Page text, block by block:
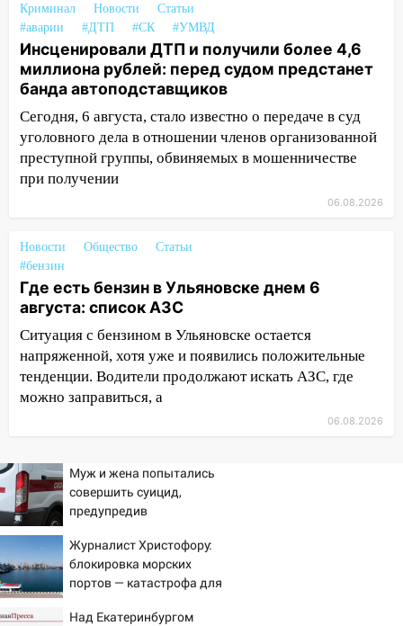
09:41
Диана Шурыгина уверовала в
Бога в СИЗО
09:35 В Ульяновске директора фирмы
будут судить за неуплату налогов на 48
млн рублей
08:22 Подросток на питбайке сбил
велосипедистку: пострадали двое
Жара возвращается: ожидается
06:00
Под Ульяновском при развороте
пострадал 38-летний водитель
иномарки
05:00 «Каждая пятая женщина и каждый
второй мужчина в мире сталкиваются с
алопецией»: врач рассказал, чем может
быть вызвано облысение и как с этим
справиться
принесет прилив творческой энергии и
отличные шансы исправить старые
ошибки
23:20
Прогноз погоды на 7 августа в
Ульяновской области
20:04
Ульяновцев приглашают на забег,
Криминал Новости
Статьи
#аварии
#ДТП #СК #УМВД
Инсценировали ДТП и получили более 4,6
миллиона рублей: перед судом предстанет
банда автоподставщиков
Сегодня, 6 августа, стало известно о передаче в суд
уголовного дела в отношении членов организованной
преступной группы, обвиняемых в мошенничестве
при получении
06.08.2026
Новости Общество
Статьи
#бензин
Где есть бензин в Ульяновске днем 6
августа: список АЗС
Ситуация с бензином в Ульяновске остается
напряженной, хотя уже и появились положительные
тенденции. Водители продолжают искать АЗС, где
можно заправиться, а
06.08.2026
Муж и жена попытались
совершить суицид,
предупредив
Журналист Христофору:
блокировка морских
портов — катастрофа для
Над Екатеринбургом